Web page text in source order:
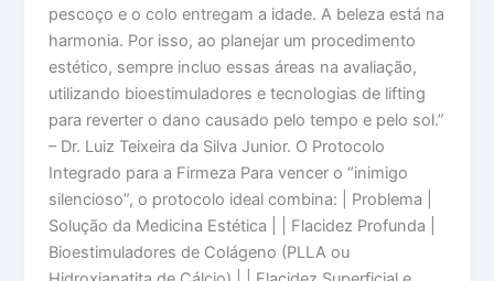
pescoço e o colo entregam a idade. A beleza está na
harmonia. Por isso, ao planejar um procedimento
estético, sempre incluo essas áreas na avaliação,
utilizando bioestimuladores e tecnologias de lifting
para reverter o dano causado pelo tempo e pelo sol.”
– Dr. Luiz Teixeira da Silva Junior. O Protocolo
Integrado para a Firmeza Para vencer o “inimigo
silencioso”, o protocolo ideal combina: | Problema |
Solução da Medicina Estética | | Flacidez Profunda |
Bioestimuladores de Colágeno (PLLA ou